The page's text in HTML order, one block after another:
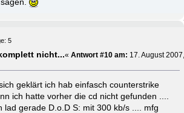
sagen.
5
nicht...«Antwort #10 am: 17. August
geklärt ich hab einfasch counterstrike
ich hatte vorher die cd nicht gefunden ....
lad gerade D.o.D S: mit 300 kb/s .... mfg